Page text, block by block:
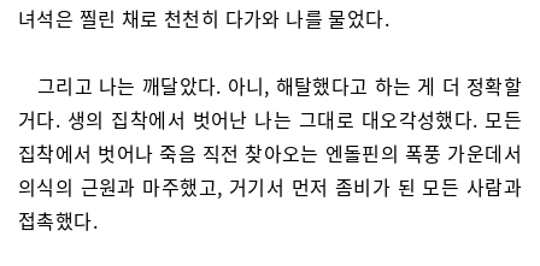
녀석은 찔린 채로 천천히 다가와 나를 물었다.
그리고 나는 깨달았다. 아니, 해탈했다고 하는 게 더 정확할
거다. 생의 집착에서 벗어난 나는 그대로 대오각성했다. 모든
집착에서 벗어나 죽음 직전 찾아오는 엔돌핀의 폭풍 가운데서
의식의 근원과 마주했고, 거기서 먼저 좀비가 된 모든 사람과
접촉했다.